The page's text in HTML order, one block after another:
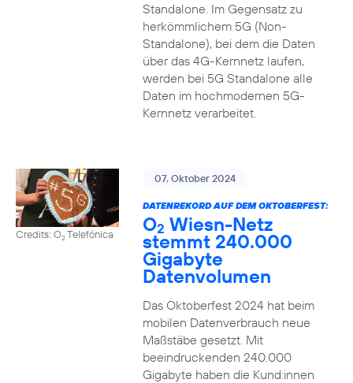
Standalone. Im Gegensatz zu
herkömmlichem 5G (Non-
Standalone), bei dem die Daten
über das 4G-Kernnetz laufen,
werden bei 5G Standalone alle
Daten im hochmodernen 5G-
Kernnetz verarbeitet.
Credits: O2Telefónica
07. Oktober 2024
DATENREKORD AUF DEM OKTOBERFEST:
O2 Wiesn-Netz
stemmt 240.000
Gigabyte
Datenvolumen
Das Oktoberfest 2024 hat beim
mobilen Datenverbrauch neue
Maßstäbe gesetzt. Mit
beeindruckenden 240.000
Gigabyte haben die Kund:innen